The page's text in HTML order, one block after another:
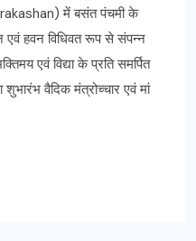
में बसंत पंचमी के
एवं हवन विधिवत रूप से संपन्न
एवं विद्या के प्रति समर्पित
वैदिक मंत्रोच्चार एवं मां